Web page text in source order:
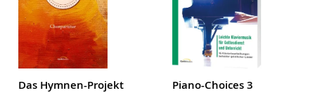
Das Hymnen-Projekt
Piano-Choices 3